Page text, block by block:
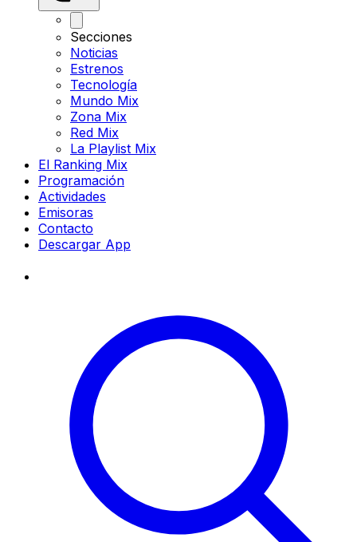
Secciones
Noticias
Estrenos
Tecnología
Mundo Mix
Zona Mix
Red Mix
La Playlist Mix
El Ranking Mix
Programación
Actividades
Emisoras
Contacto
Descargar App